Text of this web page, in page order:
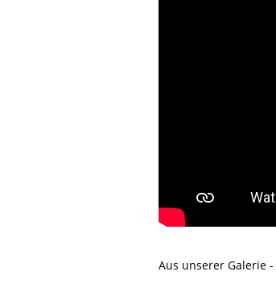
Aus unserer Galerie -